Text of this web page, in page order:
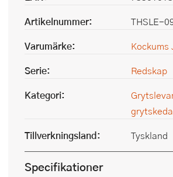
Artikelnummer:
THSLE-
Varumärke:
Kockums
Serie:
Redskap
Kategori:
Tillverkningsland:
Tyskland
Specifikationer